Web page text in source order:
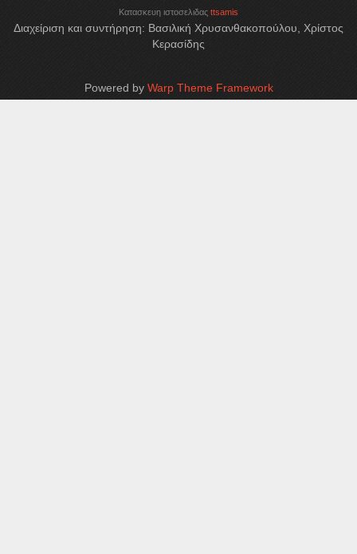
Κατασκευη ιστοσελιδας ttsamis
Διαχείριση και συντήρηση: Βασιλική Χρυσανθακοπούλου, Χρίστος
Κερασίδης
Powered by Warp Theme Framework